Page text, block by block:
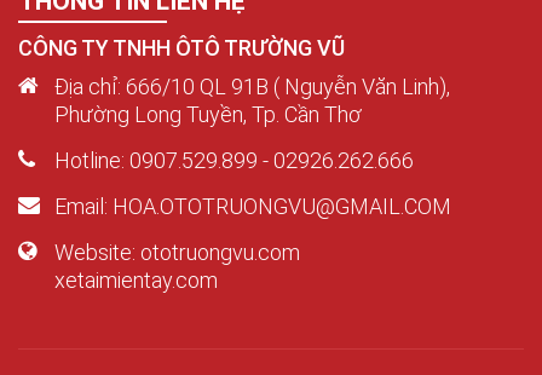
CÔNG TY TNHH ÔTÔ TRƯỜNG VŨ
Địa chỉ: 666/10 QL 91B ( Nguyễn Văn Linh),
Phường Long Tuyền, Tp. Cần Thơ
Hotline: 0907.529.899 - 02926.262.666
Email: HOA.OTOTRUONGVU@GMAIL.COM
Website: ototruongvu.com
xetaimientay.com